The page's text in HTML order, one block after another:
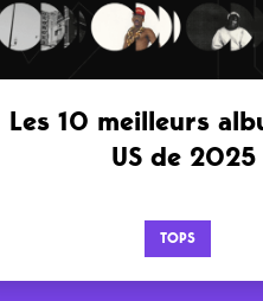
Les 10 meilleurs
US de 2025
TOPS